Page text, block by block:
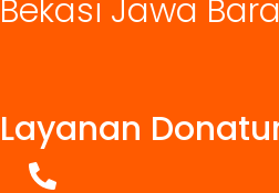
Bekasi Jawa
Layanan